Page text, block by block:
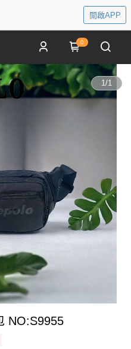
開啟APP
0
1/1
NO:S9955